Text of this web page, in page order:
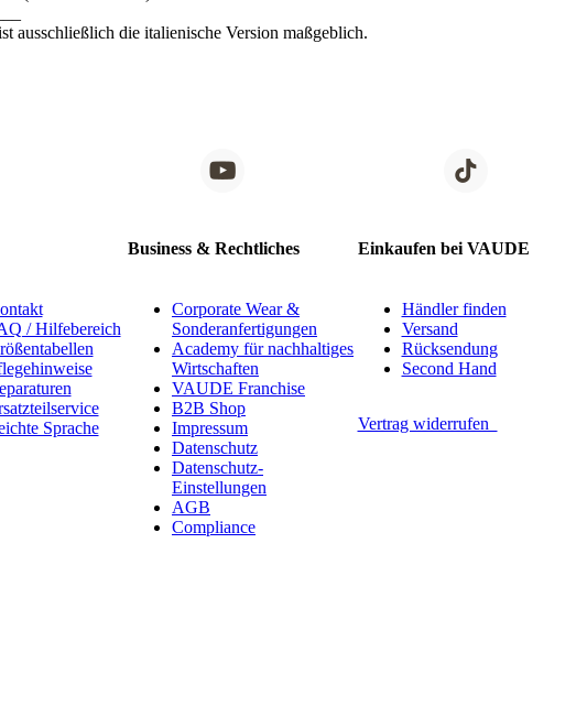
die italienische Version maßgeblich.
/ Hilfebereich
Sprache
Business & Rechtliches
Corporate Wear &
Sonderanfertigungen
Academy für nachhaltiges
Wirtschaften
VAUDE Franchise
B2B Shop
Impressum
Datenschutz
Datenschutz-
Einstellungen
AGB
Compliance
Einkaufen bei VAUDE
Händler finden
Versand
Rücksendung
Second Hand
Vertrag widerrufen